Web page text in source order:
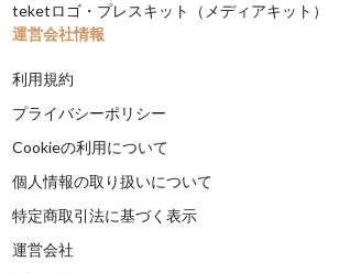
teketロゴ・プレスキット（メディアキット）
運営会社情報
利用規約
プライバシーポリシー
Cookieの利用について
個人情報の取り扱いについて
特定商取引法に基づく表示
運営会社